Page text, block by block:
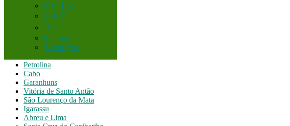
简体中文
日本語
ไทย
Română
ქართული
Recife
Jaboatão
Jaboatão dos Guararapes
Olinda
Paulista
Petrolina
Cabo
Garanhuns
Vitória de Santo Antão
São Lourenço da Mata
Igarassu
Abreu e Lima